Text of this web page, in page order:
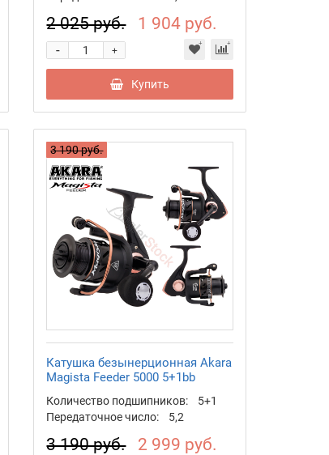
2 025 руб. 1 904 руб.
+
-
Купить
3 190 руб.
Катушка безынерционная Akara
Magista Feeder 5000 5+1bb
Количество подшипников:
5+1
Передаточное число:
5,2
3 190 руб. 2 999 руб.